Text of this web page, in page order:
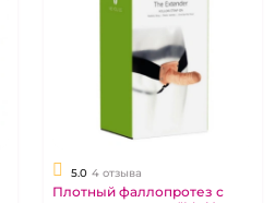
5.0 4 отзыва
Плотный фаллопротез с